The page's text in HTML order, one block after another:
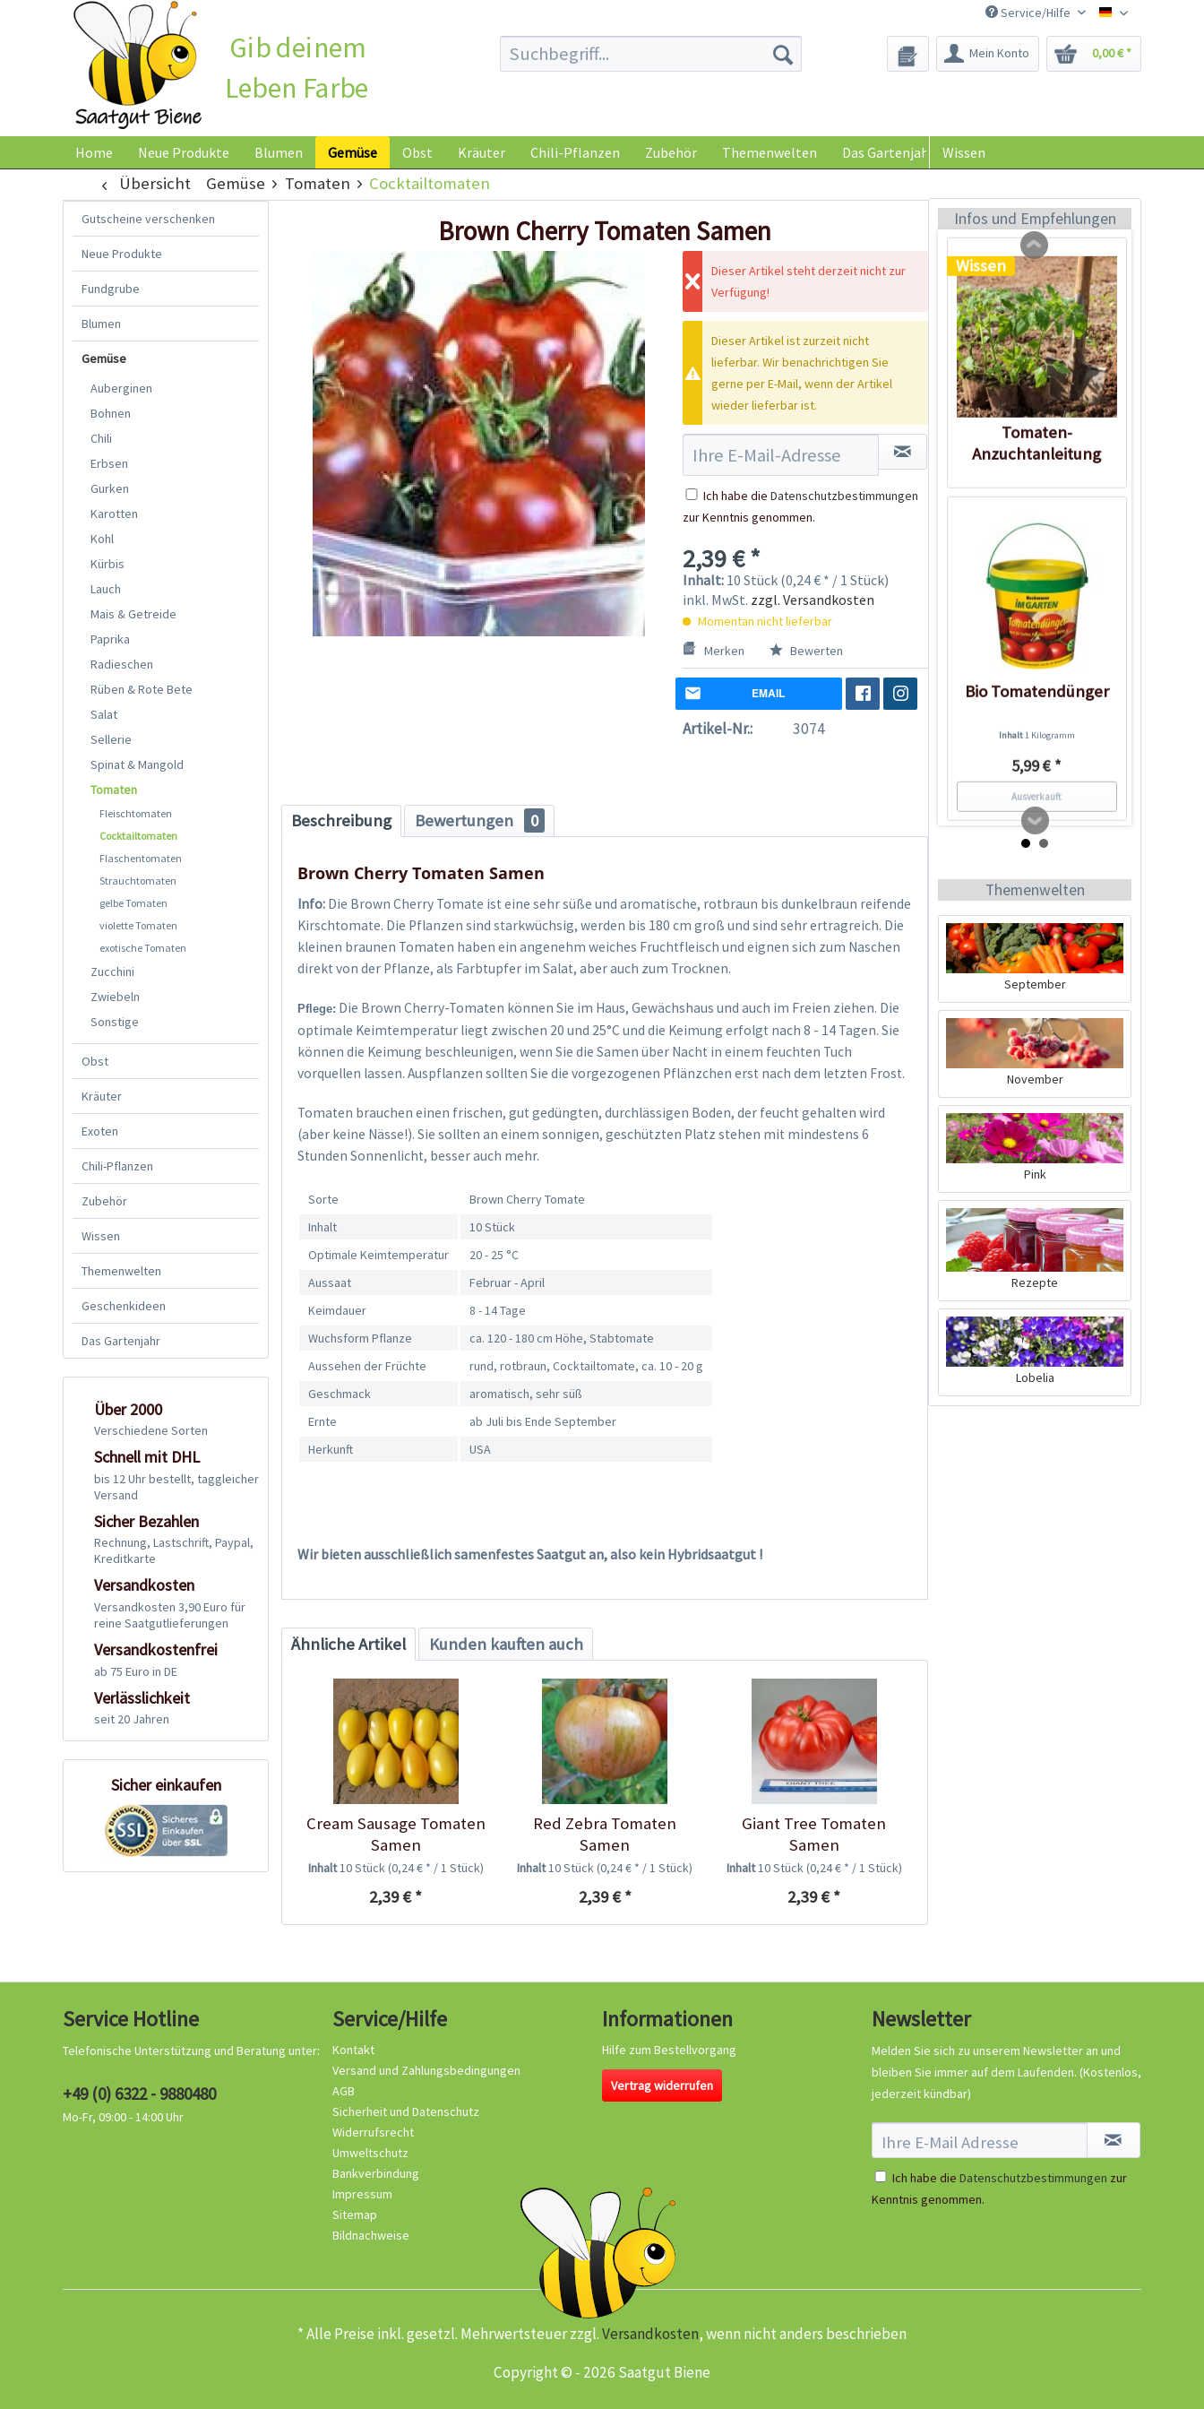
Saatgut-Biene
Service/Hilfe
Gib deinem
Leben Farbe
Mein Konto 0,00 € *
Home Neue Produkte Blumen Gemüse Obst Kräuter Chili-Pflanzen Zubehör Themenwelten Das Gartenjahr Wissen
Übersicht Gemüse Tomaten Cocktailtomaten
Gutscheine verschenken
Neue Produkte
Fundgrube
Blumen
Gemüse
Auberginen
Bohnen
Chili
Erbsen
Gurken
Karotten
Kohl
Kürbis
Lauch
Mais & Getreide
Paprika
Radieschen
Rüben & Rote Bete
Salat
Sellerie
Spinat & Mangold
Tomaten
Fleischtomaten
Cocktailtomaten
Flaschentomaten
Strauchtomaten
gelbe Tomaten
violette Tomaten
exotische Tomaten
Zucchini
Zwiebeln
Sonstige
Obst
Kräuter
Exoten
Chili-Pflanzen
Zubehör
Wissen
Themenwelten
Geschenkideen
Das Gartenjahr
Über 2000
Verschiedene Sorten
Schnell mit DHL
bis 12 Uhr bestellt, taggleicher
Versand
Sicher Bezahlen
Rechnung, Lastschrift, Paypal,
Kreditkarte
Versandkosten
Versandkosten 3,90 Euro für
reine Saatgutlieferungen
Versandkostenfrei
ab 75 Euro in DE
Verlässlichkeit
seit 20 Jahren
Sicher einkaufen
Brown Cherry Tomaten Samen
Dieser Artikel steht derzeit nicht zur
Verfügung!
Dieser Artikel ist zurzeit nicht
lieferbar. Wir benachrichtigen Sie
gerne per E-Mail, wenn der Artikel
wieder lieferbar ist.
Ich habe die Datenschutzbestimmungen
zur Kenntnis genommen.
2,39 € *
Inhalt: 10 Stück (0,24 € * / 1 Stück)
inkl. MwSt. zzgl. Versandkosten
Momentan nicht lieferbar
Merken
Bewerten
EMAIL
Artikel-Nr.: 3074
Beschreibung Bewertungen 0
Brown Cherry Tomaten Samen
Info: Die Brown Cherry Tomate ist eine sehr süße und aromatische, rotbraun bis dunkelbraun reifende
Kirschtomate. Die Pflanzen sind starkwüchsig, werden bis 180 cm groß und sind sehr ertragreich. Die
kleinen braunen Tomaten haben ein angenehm weiches Fruchtfleisch und eignen sich zum Naschen
direkt von der Pflanze, als Farbtupfer im Salat, aber auch zum Trocknen.
Pflege: Die Brown Cherry-Tomaten können Sie im Haus, Gewächshaus und auch im Freien ziehen. Die
optimale Keimtemperatur liegt zwischen 20 und 25°C und die Keimung erfolgt nach 8 - 14 Tagen. Sie
können die Keimung beschleunigen, wenn Sie die Samen über Nacht in einem feuchten Tuch
vorquellen lassen. Auspflanzen sollten Sie die vorgezogenen Pflänzchen erst nach dem letzten Frost.
Tomaten brauchen einen frischen, gut gedüngten, durchlässigen Boden, der feucht gehalten wird
(aber keine Nässe!). Sie sollten an einem sonnigen, geschützten Platz stehen mit mindestens 6
Stunden Sonnenlicht, besser auch mehr.
Sorte
Brown Cherry Tomate
Inhalt
10 Stück
Optimale Keimtemperatur
20 - 25 °C
Aussaat
Februar - April
Keimdauer
8 - 14 Tage
Wuchsform Pflanze
ca. 120 - 180 cm Höhe, Stabtomate
Aussehen der Früchte
rund, rotbraun, Cocktailtomate, ca. 10 - 20 g
Geschmack
aromatisch, sehr süß
Ernte
ab Juli bis Ende September
Herkunft
USA
Wir bieten ausschließlich samenfestes Saatgut an, also kein Hybridsaatgut !
Ähnliche Artikel Kunden kauften auch
Cream Sausage Tomaten
Samen
Inhalt10 Stück(0,24 € * / 1 Stück)
2,39 € *
Red Zebra Tomaten
Samen
Inhalt10 Stück(0,24 € * / 1 Stück)
2,39 € *
Giant Tree Tomaten
Samen
Inhalt10 Stück(0,24 € * / 1 Stück)
2,39 € *
Infos und Empfehlungen
39,90 € *
Wissen
Tomaten-
Anzuchtanleitung
Bio Tomatendünger
Inhalt1 Kilogramm
5,99 € *
Ausverkauft
Tomato Buddy
Inhalt1 Stück
19,99 € *
Jetzt bestellen
Tom Tomato -
Pflanztopf Hellgrau
Ausverkauft
Themenwelten
September
November
Pink
Rezepte
Lobelia
Service Hotline
Telefonische Unterstützung und Beratung unter:
+49 (0) 6322 - 9880480
Mo-Fr, 09:00 - 14:00 Uhr
Service/Hilfe
Kontakt
Versand und Zahlungsbedingungen
AGB
Sicherheit und Datenschutz
Widerrufsrecht
Umweltschutz
Bankverbindung
Impressum
Sitemap
Bildnachweise
Informationen
Hilfe zum Bestellvorgang
Vertrag widerrufen
Newsletter
Melden Sie sich zu unserem Newsletter an und
bleiben Sie immer auf dem Laufenden. (Kostenlos,
jederzeit kündbar)
Ich habe die Datenschutzbestimmungen zur
Kenntnis genommen.
* Alle Preise inkl. gesetzl. Mehrwertsteuer zzgl.Versandkosten, wenn nicht anders beschrieben
Copyright © - 2026 Saatgut Biene